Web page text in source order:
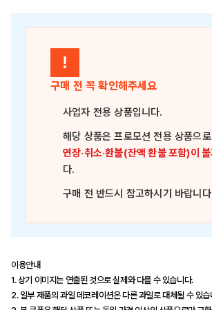
!
구매 전 꼭 확인해주세요
사업자 전용 상품입니다.
해당 상품은프로모션 전용 상품으
연장·취소·환불(잔액 환불 포함)이
다.
구매 전 반드시 참고하시기 바랍니
이용안내
1. 상기 이미지는 연출된 것으로 실제와 다를 수 있습니다.
2. 일부 제품의 과일 데코레이션은 다른 과일로 대체될 수 있습